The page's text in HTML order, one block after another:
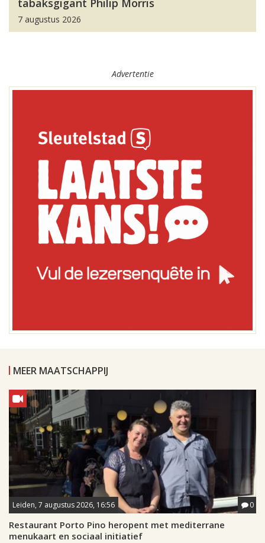
tabaksgigant Philip Morris
7 augustus 2026
Advertentie
MEER MAATSCHAPPIJ
Leiden, 7 augustus 2026, 16:56 0
Restaurant Porto Pino heropent met mediterrane
menukaart en sociaal initiatief